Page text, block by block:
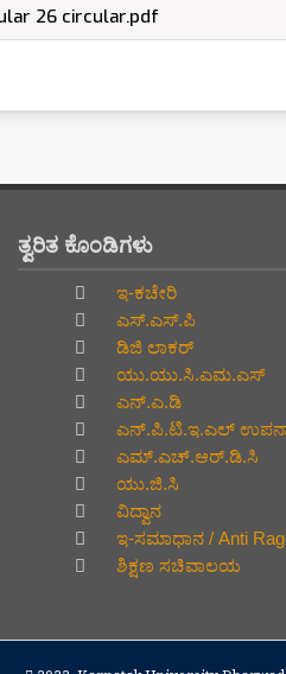
26 circular.pdf
ತ್ವರಿತ ಕೊಂಡಿಗಳು
ಇ-ಕಚೇರಿ
ಎಸ್.ಎಸ್.ಪಿ
ಡಿಜಿ ಲಾಕರ್
ಯು.ಯು.ಸಿ.ಎಮ.ಎಸ್
ಎನ್.ಎ.ಡಿ
ಎನ್.ಪಿ.ಟಿ.ಇ.ಎಲ್‌
ಎಮ್.ಎಚ್.ಆರ್.ಡಿ.ಸಿ
ಯು.ಜಿ.ಸಿ
ವಿದ್ವಾನ
ಇ-ಸಮಾಧಾನ / Anti
ಶಿಕ್ಷಣ ಸಚಿವಾಲಯ